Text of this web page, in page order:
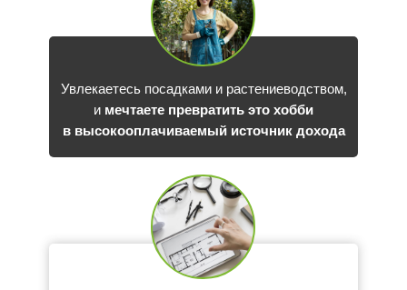
Увлекаетесь посадками и растениеводством,
и мечтаете превратить это хобби
в высокооплачиваемый источник дохода